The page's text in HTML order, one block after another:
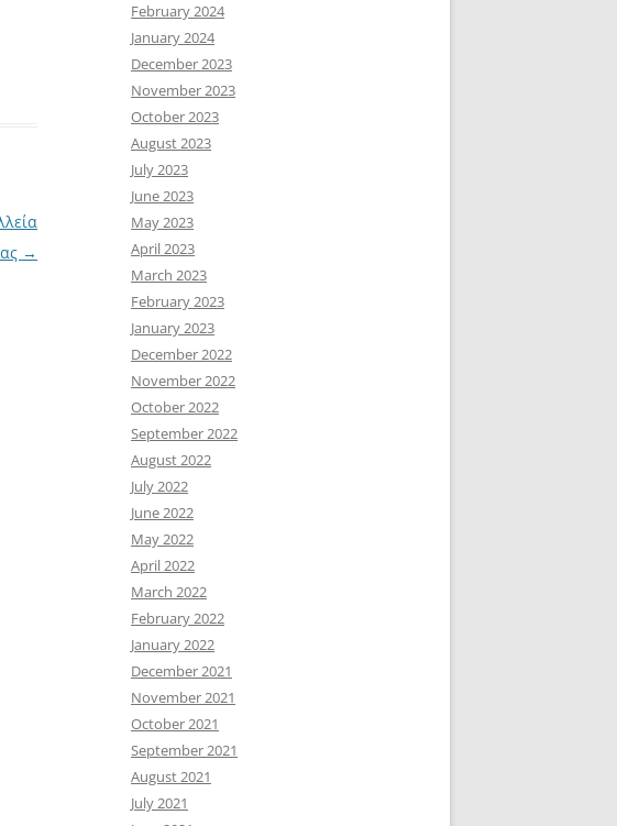
→
February 2024
January 2024
December 2023
November 2023
October 2023
August 2023
July 2023
June 2023
May 2023
April 2023
March 2023
February 2023
January 2023
December 2022
November 2022
October 2022
September 2022
August 2022
July 2022
June 2022
May 2022
April 2022
March 2022
February 2022
January 2022
December 2021
November 2021
October 2021
September 2021
August 2021
July 2021